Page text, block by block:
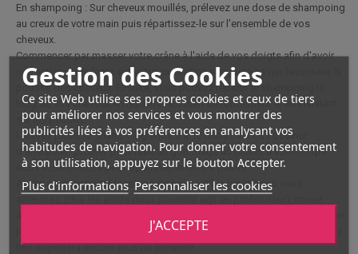
Gestion des Cookies
Ce site Web utilise ses propres cookies et ceux de tiers
pour améliorer nos services et vous montrer des
publicités liées à vos préférences en analysant vos
habitudes de navigation. Pour donner votre consentement
à son utilisation, appuyez sur le bouton Accepter.
Plus d'informations Personnaliser les cookies
J'ACCEPTE
En shampoing : Sur cheveux mouillés, prélevez une dose de shampoing
au creux de votre main puis répartissez-le sur l'ensemble de vos
cheveux.
Commencer par masser votre crâne à l'aide de vos doigts afin d'avoir
une action stimulante sur votre circulation sanguine ce qui favorisera la
pousse des cheveux. Ensuite, vous pouvez répartir le shampoing le
long de vos cheveux en répartissant bien uniformément et en insistant
sur les pointes.
Laissez poser le shampoing entre 5 à 10 minutes. Vous pouvez
d'ailleurs en profiter pour faire un gommage au monoï à votre corps
sous votre douche pour optimiser le temps passé.
Après avoir respecté le temps de pause (Plus longtemps vous
jet d'eau froide pour refermer les écailles de votre fibre capillaire ce qui
leur apportera encore plus de brillance.